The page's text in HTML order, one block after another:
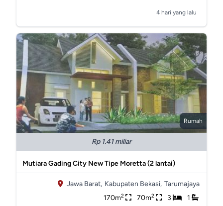
4 hari yang lalu
Rumah
Rp 1.41 miliar
Mutiara Gading City New Tipe Moretta (2 lantai)
Jawa Barat, Kabupaten Bekasi, Tarumajaya
170m2 70m2 3 1